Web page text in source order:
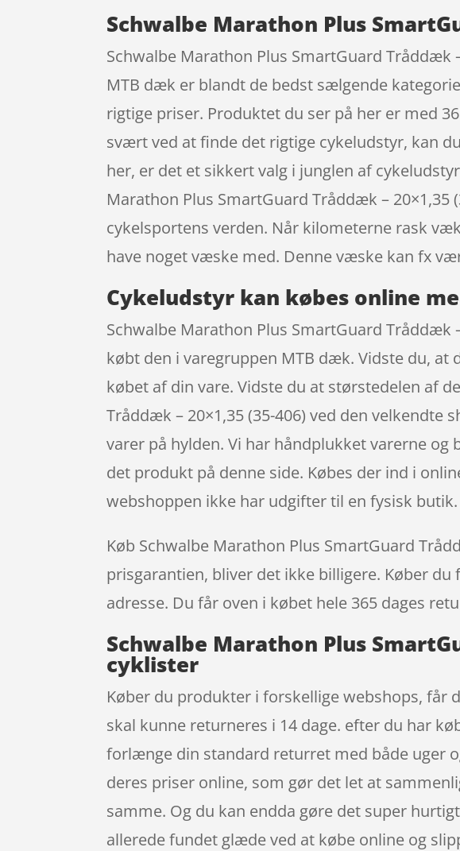
Schwalbe Marathon Plus
Schwalbe Marathon Plus SmartGuard Tråddæk
MTB dæk er blandt de bedst sælgende
rigtige priser. Produktet du ser på her er med
svært ved at finde det rigtige cykeludstyr, kan
her, er det et sikkert valg i junglen af
Marathon Plus SmartGuard Tråddæk –
cykelsportens verden. Når kilometerne rask
have noget væske med. Denne væske kan fx
Cykeludstyr kan købes online
Schwalbe Marathon Plus SmartGuard
købt den i varegruppen MTB dæk. Vidste du,
købet af din vare. Vidste du at størstedelen af
Tråddæk – 20×1,35 (35-406) ved den
varer på hylden. Vi har håndplukket varerne
det produkt på denne side. Købes der ind i
webshoppen ikke har udgifter til en fysisk butik.
Køb Schwalbe Marathon Plus SmartGuard
prisgarantien, bliver det ikke billigere. Køber
adresse. Du får oven i købet hele 365 dages
Schwalbe Marathon Plus
cyklister
Køber du produkter i forskellige webshops, får
skal kunne returneres i 14 dage. efter du har
forlænge din standard returret med både uger
deres priser online, som gør det let at
samme. Og du kan endda gøre det super
allerede fundet glæde ved at købe online og